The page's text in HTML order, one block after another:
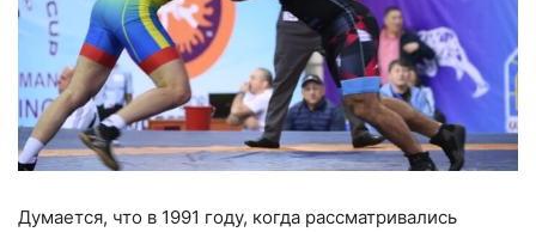
Думается, что в 1991 году, когда рассматривались